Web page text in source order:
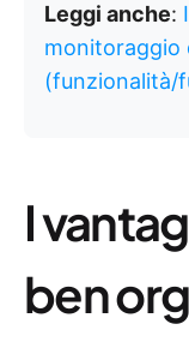
Leggi anche:
monitoraggio
(funzionalità/
I
ben